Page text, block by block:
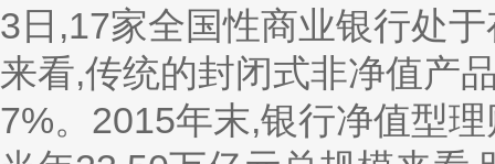
3日,17家全国性商业银行处
来看,传统的封闭式非净值产
7%。2015年末,银行净值型